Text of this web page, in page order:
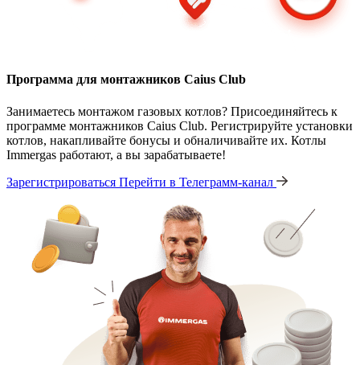
Программа для монтажников Caius Club
Занимаетесь монтажом газовых котлов? Присоединяйтесь к
программе монтажников Caius Club. Регистрируйте установки
котлов, накапливайте бонусы и обналичивайте их. Котлы
Immergas работают, а вы зарабатываете!
Зарегистрироваться Перейти в Телеграмм-канал